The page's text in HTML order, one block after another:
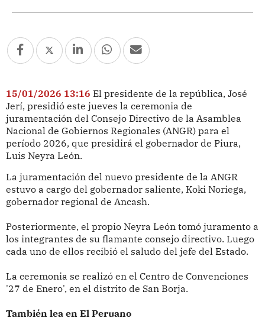
15/01/2026 13:16 El presidente de la república, José
Jerí, presidió este jueves la ceremonia de
juramentación del Consejo Directivo de la Asamblea
Nacional de Gobiernos Regionales (ANGR) para el
período 2026, que presidirá el gobernador de Piura,
Luis Neyra León.
La juramentación del nuevo presidente de la ANGR
estuvo a cargo del gobernador saliente, Koki Noriega,
gobernador regional de Ancash.
Posteriormente, el propio Neyra León tomó juramento a
los integrantes de su flamante consejo directivo. Luego
cada uno de ellos recibió el saludo del jefe del Estado.
La ceremonia se realizó en el Centro de Convenciones
'27 de Enero', en el distrito de San Borja.
También lea en El Peruano